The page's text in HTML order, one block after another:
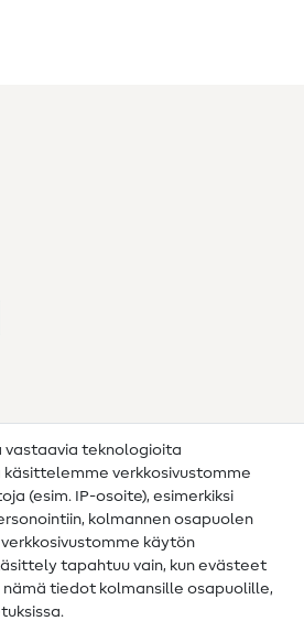
vastaavia teknologioita
verkkosivustomme
(esim. IP-osoite), esimerkiksi
kolmannen osapuolen
käytön
tapahtuu vain, kun evästeet
tiedot kolmansille osapuolille,